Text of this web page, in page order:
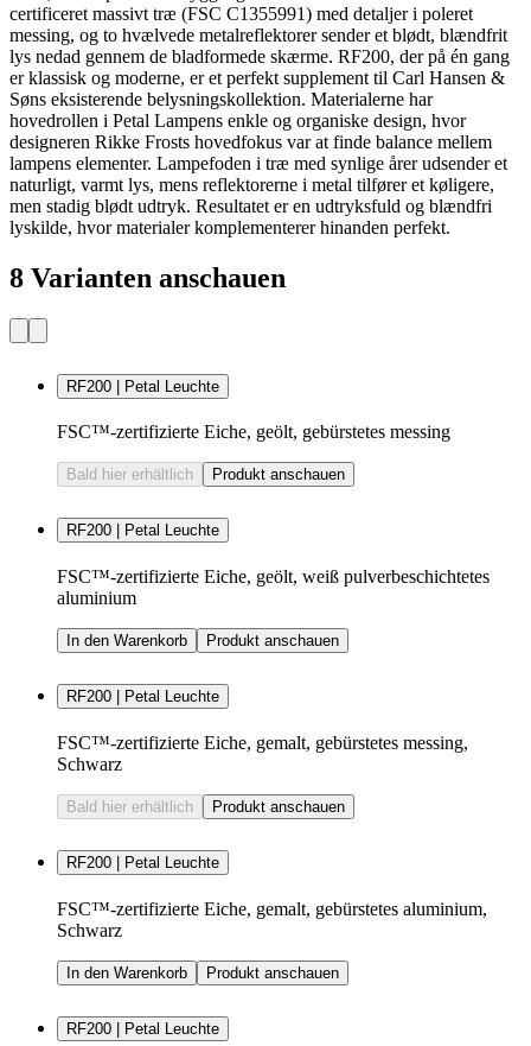
certificeret massivt træ (FSC C1355991) med detaljer i poleret
messing, og to hvælvede metalreflektorer sender et blødt, blændfrit
lys nedad gennem de bladformede skærme. RF200, der på én gang
er klassisk og moderne, er et perfekt supplement til Carl Hansen &
Søns eksisterende belysningskollektion. Materialerne har
hovedrollen i Petal Lampens enkle og organiske design, hvor
designeren Rikke Frosts hovedfokus var at finde balance mellem
lampens elementer. Lampefoden i træ med synlige årer udsender et
naturligt, varmt lys, mens reflektorerne i metal tilfører et køligere,
men stadig blødt udtryk. Resultatet er en udtryksfuld og blændfri
lyskilde, hvor materialer komplementerer hinanden perfekt.
8 Varianten anschauen
RF200 | Petal Leuchte
FSC™-zertifizierte Eiche, geölt, gebürstetes messing
Bald hier erhältlich Produkt anschauen
RF200 | Petal Leuchte
FSC™-zertifizierte Eiche, geölt, weiß pulverbeschichtetes
aluminium
In den Warenkorb Produkt anschauen
RF200 | Petal Leuchte
FSC™-zertifizierte Eiche, gemalt, gebürstetes messing,
Schwarz
Bald hier erhältlich Produkt anschauen
RF200 | Petal Leuchte
FSC™-zertifizierte Eiche, gemalt, gebürstetes aluminium,
Schwarz
In den Warenkorb Produkt anschauen
RF200 | Petal Leuchte